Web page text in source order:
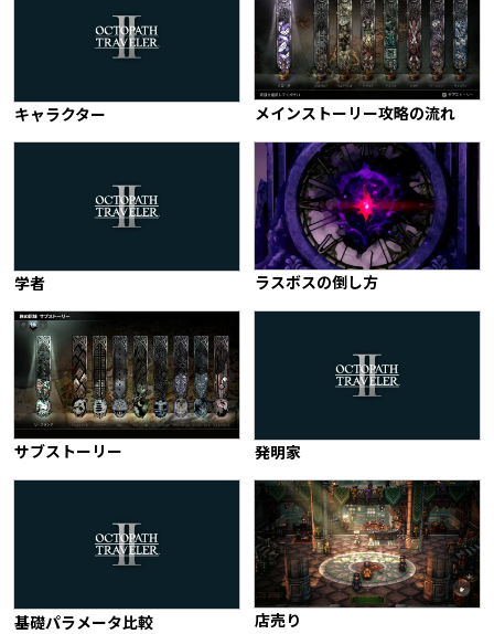
キャラクター メインストーリー攻略の流れ
学者 ラスボスの倒し方
サブストーリー 発明家
基礎パラメータ比較 店売り